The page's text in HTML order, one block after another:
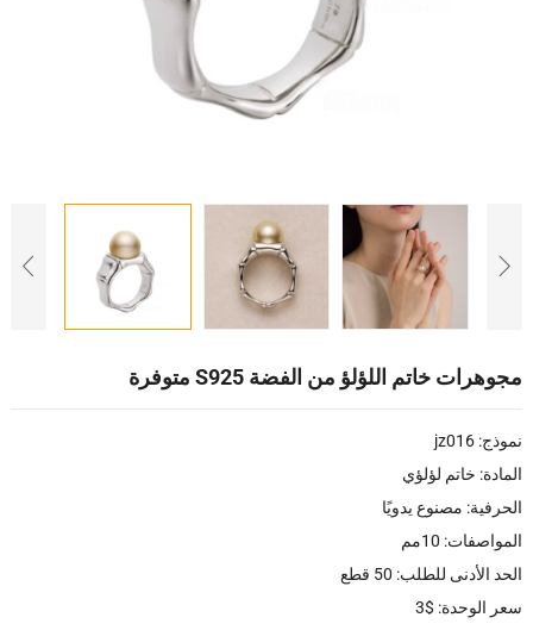
مجوهرات خاتم اللؤلؤ من الفضة S925 متوفرة
نموذج: jz016
المادة: خاتم لؤلؤي
الحرفية: مصنوع يدويًا
المواصفات: 10مم
الحد الأدنى للطلب: 50 قطع
سعر الوحدة: $3